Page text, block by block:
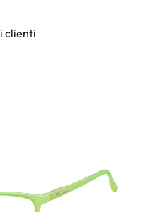
clienti